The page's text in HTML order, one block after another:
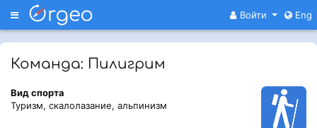
Меню Войти Eng
Команда: Пилигрим
Вид спорта
Туризм, скалолазание, альпинизм